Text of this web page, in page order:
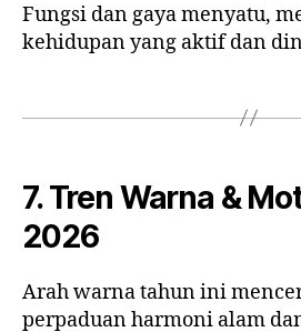
Fungsi dan gaya menyatu,
kehidupan yang aktif dan
7. Tren Warna &
2026
Arah warna tahun ini
perpaduan harmoni alam